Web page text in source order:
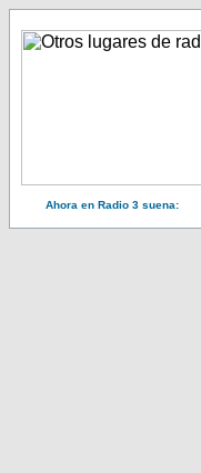
Ahora en Radio 3 suena: